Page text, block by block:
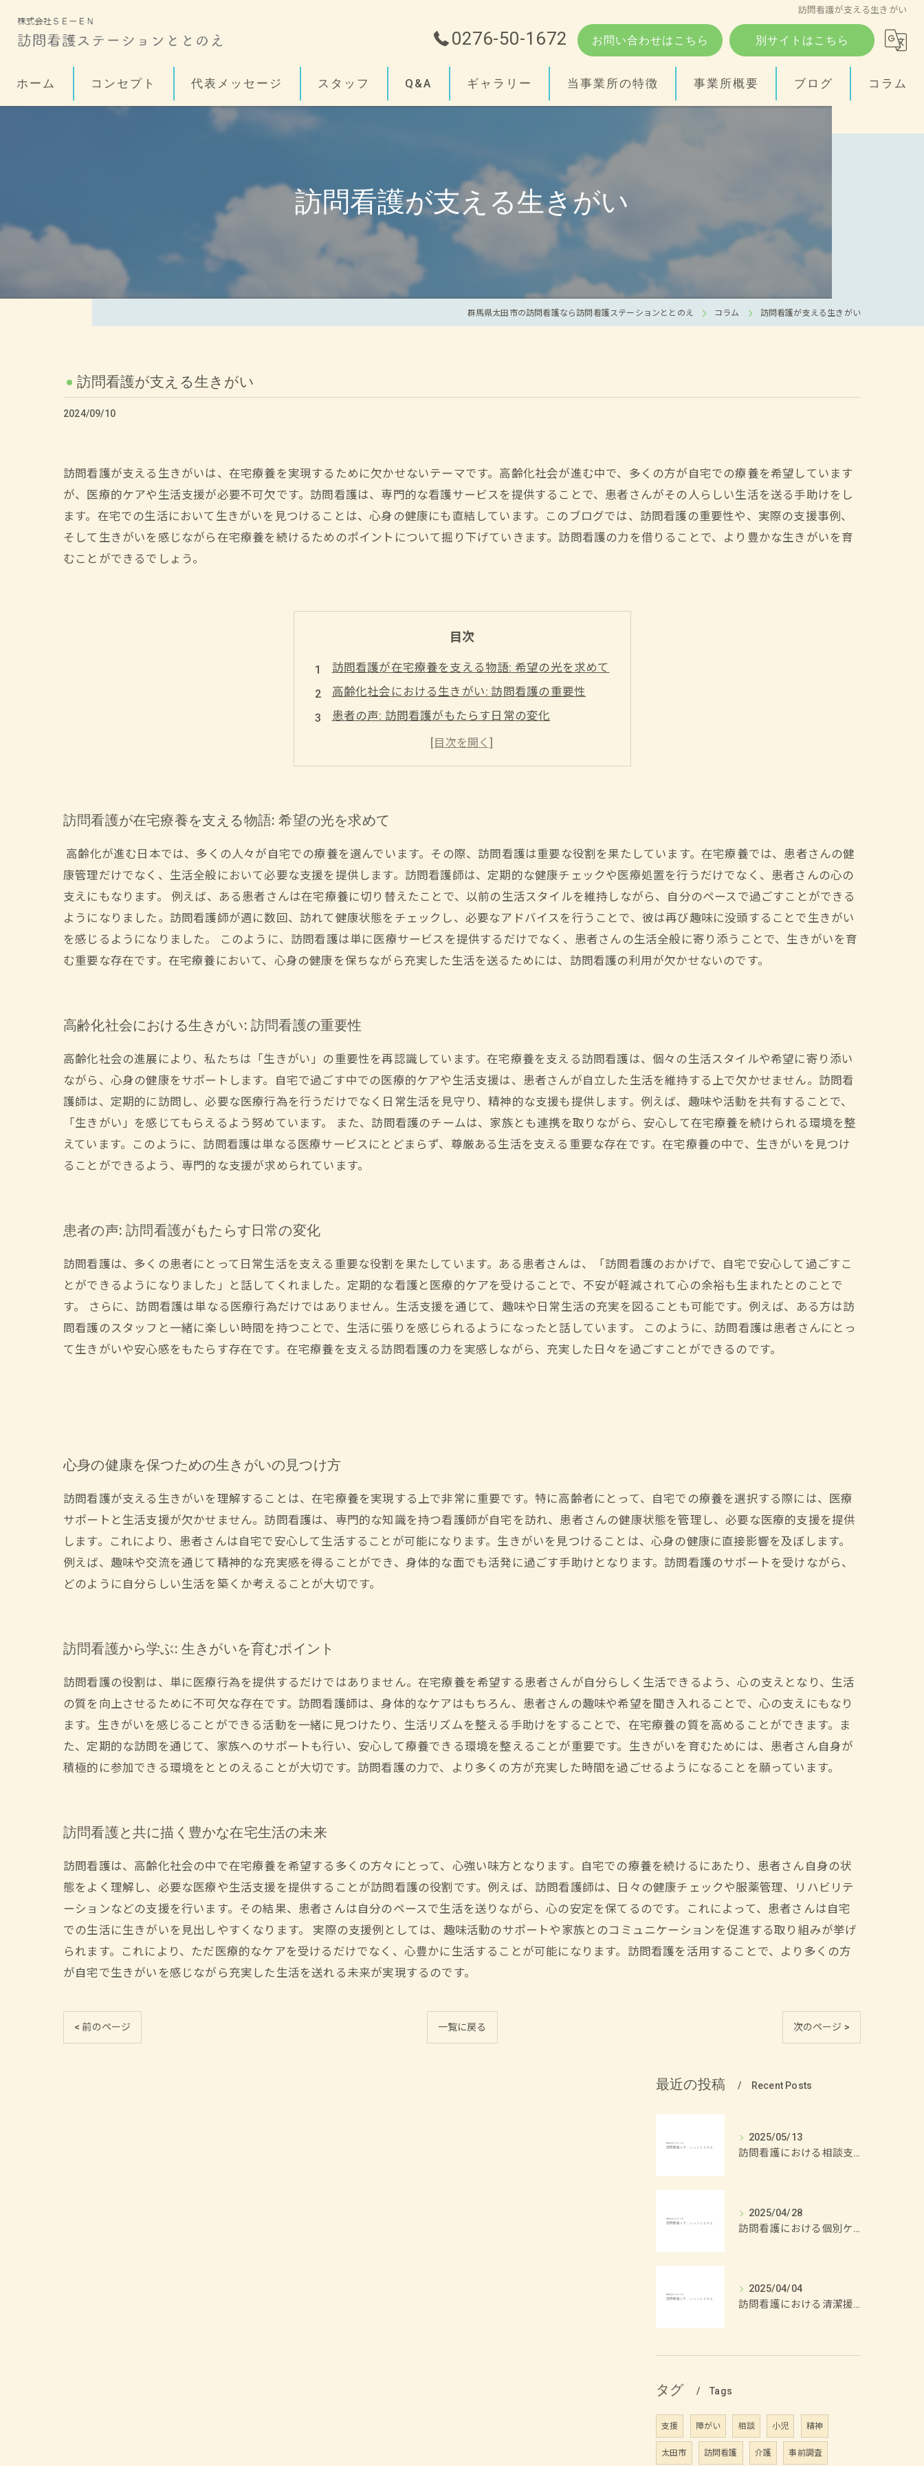
訪問看護が支える生きがい
0276-50-1672 お問い合わせはこちら 別サイトはこちら
ホーム コンセプト 代表メッセージ スタッフ Q&A ギャラリー 当事業所の特徴
支援
精神
事業所概要 ブログ コラム
訪問看護が支える生きがい
群馬県太田市の訪問看護なら訪問看護ステーションととのえ コラム 訪問看護が支える生きがい
訪問看護が支える生きがい
2024/09/10
訪問看護が支える生きがいは、在宅療養を実現するために欠かせないテーマです。高齢化社会が進む中で、多くの方が自宅での療養を希望しています
が、医療的ケアや生活支援が必要不可欠です。訪問看護は、専門的な看護サービスを提供することで、患者さんがその人らしい生活を送る手助けをし
ます。在宅での生活において生きがいを見つけることは、心身の健康にも直結しています。このブログでは、訪問看護の重要性や、実際の支援事例、
そして生きがいを感じながら在宅療養を続けるためのポイントについて掘り下げていきます。訪問看護の力を借りることで、より豊かな生きがいを育
むことができるでしょう。
目次
訪問看護が在宅療養を支える物語: 希望の光を求めて
高齢化社会における生きがい: 訪問看護の重要性
患者の声: 訪問看護がもたらす日常の変化
心身の健康を保つための生きがいの見つけ方
訪問看護から学ぶ: 生きがいを育むポイント
訪問看護が在宅療養を支える物語: 希望の光を求めて
高齢化が進む日本では、多くの人々が自宅での療養を選んでいます。その際、訪問看護は重要な役割を果たしています。在宅療養では、患者さんの健
康管理だけでなく、生活全般において必要な支援を提供します。訪問看護師は、定期的な健康チェックや医療処置を行うだけでなく、患者さんの心の
支えにもなります。 例えば、ある患者さんは在宅療養に切り替えたことで、以前の生活スタイルを維持しながら、自分のペースで過ごすことができる
ようになりました。訪問看護師が週に数回、訪れて健康状態をチェックし、必要なアドバイスを行うことで、彼は再び趣味に没頭することで生きがい
を感じるようになりました。 このように、訪問看護は単に医療サービスを提供するだけでなく、患者さんの生活全般に寄り添うことで、生きがいを育
む重要な存在です。在宅療養において、心身の健康を保ちながら充実した生活を送るためには、訪問看護の利用が欠かせないのです。
高齢化社会における生きがい: 訪問看護の重要性
高齢化社会の進展により、私たちは「生きがい」の重要性を再認識しています。在宅療養を支える訪問看護は、個々の生活スタイルや希望に寄り添い
ながら、心身の健康をサポートします。自宅で過ごす中での医療的ケアや生活支援は、患者さんが自立した生活を維持する上で欠かせません。訪問看
護師は、定期的に訪問し、必要な医療行為を行うだけでなく日常生活を見守り、精神的な支援も提供します。例えば、趣味や活動を共有することで、
「生きがい」を感じてもらえるよう努めています。 また、訪問看護のチームは、家族とも連携を取りながら、安心して在宅療養を続けられる環境を整
えています。このように、訪問看護は単なる医療サービスにとどまらず、尊厳ある生活を支える重要な存在です。在宅療養の中で、生きがいを見つけ
ることができるよう、専門的な支援が求められています。
患者の声: 訪問看護がもたらす日常の変化
訪問看護は、多くの患者にとって日常生活を支える重要な役割を果たしています。ある患者さんは、「訪問看護のおかげで、自宅で安心して過ごすこ
とができるようになりました」と話してくれました。定期的な看護と医療的ケアを受けることで、不安が軽減されて心の余裕も生まれたとのことで
す。 さらに、訪問看護は単なる医療行為だけではありません。生活支援を通じて、趣味や日常生活の充実を図ることも可能です。例えば、ある方は訪
問看護のスタッフと一緒に楽しい時間を持つことで、生活に張りを感じられるようになったと話しています。 このように、訪問看護は患者さんにとっ
て生きがいや安心感をもたらす存在です。在宅療養を支える訪問看護の力を実感しながら、充実した日々を過ごすことができるのです。
心身の健康を保つための生きがいの見つけ方
訪問看護が支える生きがいを理解することは、在宅療養を実現する上で非常に重要です。特に高齢者にとって、自宅での療養を選択する際には、医療
サポートと生活支援が欠かせません。訪問看護は、専門的な知識を持つ看護師が自宅を訪れ、患者さんの健康状態を管理し、必要な医療的支援を提供
します。これにより、患者さんは自宅で安心して生活することが可能になります。生きがいを見つけることは、心身の健康に直接影響を及ぼします。
例えば、趣味や交流を通じて精神的な充実感を得ることができ、身体的な面でも活発に過ごす手助けとなります。訪問看護のサポートを受けながら、
どのように自分らしい生活を築くか考えることが大切です。
訪問看護から学ぶ: 生きがいを育むポイント
訪問看護の役割は、単に医療行為を提供するだけではありません。在宅療養を希望する患者さんが自分らしく生活できるよう、心の支えとなり、生活
の質を向上させるために不可欠な存在です。訪問看護師は、身体的なケアはもちろん、患者さんの趣味や希望を聞き入れることで、心の支えにもなり
ます。生きがいを感じることができる活動を一緒に見つけたり、生活リズムを整える手助けをすることで、在宅療養の質を高めることができます。ま
た、定期的な訪問を通じて、家族へのサポートも行い、安心して療養できる環境を整えることが重要です。生きがいを育むためには、患者さん自身が
積極的に参加できる環境をととのえることが大切です。訪問看護の力で、より多くの方が充実した時間を過ごせるようになることを願っています。
訪問看護と共に描く豊かな在宅生活の未来
訪問看護は、高齢化社会の中で在宅療養を希望する多くの方々にとって、心強い味方となります。自宅での療養を続けるにあたり、患者さん自身の状
態をよく理解し、必要な医療や生活支援を提供することが訪問看護の役割です。例えば、訪問看護師は、日々の健康チェックや服薬管理、リハビリテ
ーションなどの支援を行います。その結果、患者さんは自分のペースで生活を送りながら、心の安定を保てるのです。これによって、患者さんは自宅
での生活に生きがいを見出しやすくなります。 実際の支援例としては、趣味活動のサポートや家族とのコミュニケーションを促進する取り組みが挙げ
られます。これにより、ただ医療的なケアを受けるだけでなく、心豊かに生活することが可能になります。訪問看護を活用することで、より多くの方
が自宅で生きがいを感じながら充実した生活を送れる未来が実現するのです。
< 前のページ 一覧に戻る 次のページ >
最近の投稿 Recent Posts
2025/05/13
訪問看護における相談支援の重要性
2025/04/28
訪問看護における個別ケアの重要性
2025/04/04
訪問看護における清潔援助の方法
タグ Tags
支援 障がい 相談 小児 精神
太田市 訪問看護 介護 事前調査